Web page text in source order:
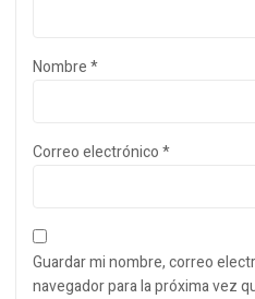
Nombre*
Correo electrónico*
Guardar mi nombre, correo
navegador para la próxima vez